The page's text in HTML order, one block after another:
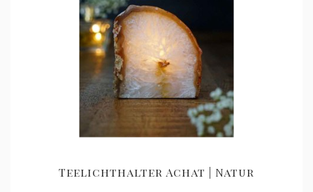
Teelichthalter Achat | Natur